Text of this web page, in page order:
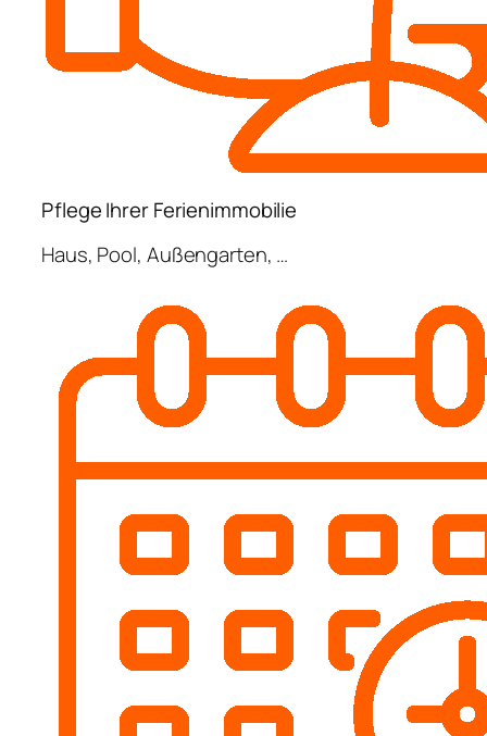
Pflege Ihrer Ferienimmobilie
Haus, Pool, Außengarten, …